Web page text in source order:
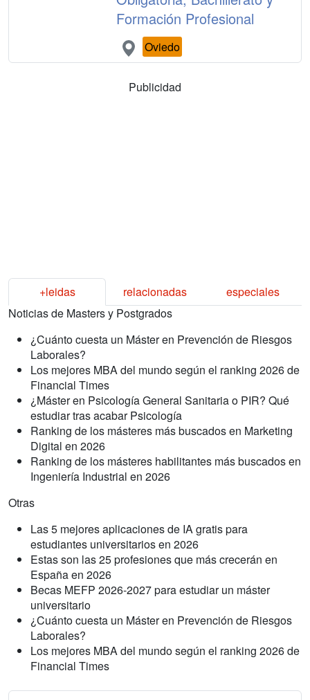
Formación Profesional
Oviedo
Publicidad
+leidas relacionadas
especiales
Noticias de Masters y Postgrados
¿Cuánto cuesta un Máster en Prevención de Riesgos
Laborales?
Los mejores MBA del mundo según el ranking 2026 de
Financial Times
¿Máster en Psicología General Sanitaria o PIR? Qué
estudiar tras acabar Psicología
Ranking de los másteres más buscados en Marketing
Digital en 2026
Ranking de los másteres habilitantes más buscados en
Ingeniería Industrial en 2026
Otras
Las 5 mejores aplicaciones de IA gratis para
estudiantes universitarios en 2026
Estas son las 25 profesiones que más crecerán en
España en 2026
Becas MEFP 2026-2027 para estudiar un máster
universitario
¿Cuánto cuesta un Máster en Prevención de Riesgos
Laborales?
Los mejores MBA del mundo según el ranking 2026 de
Financial Times